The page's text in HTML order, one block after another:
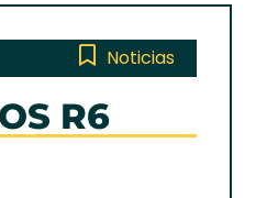
Noticias
R6